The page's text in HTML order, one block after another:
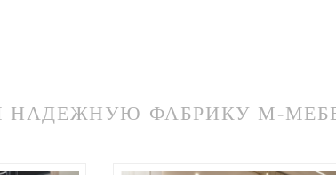
НАДЕЖНУЮ ФАБРИКУ М-